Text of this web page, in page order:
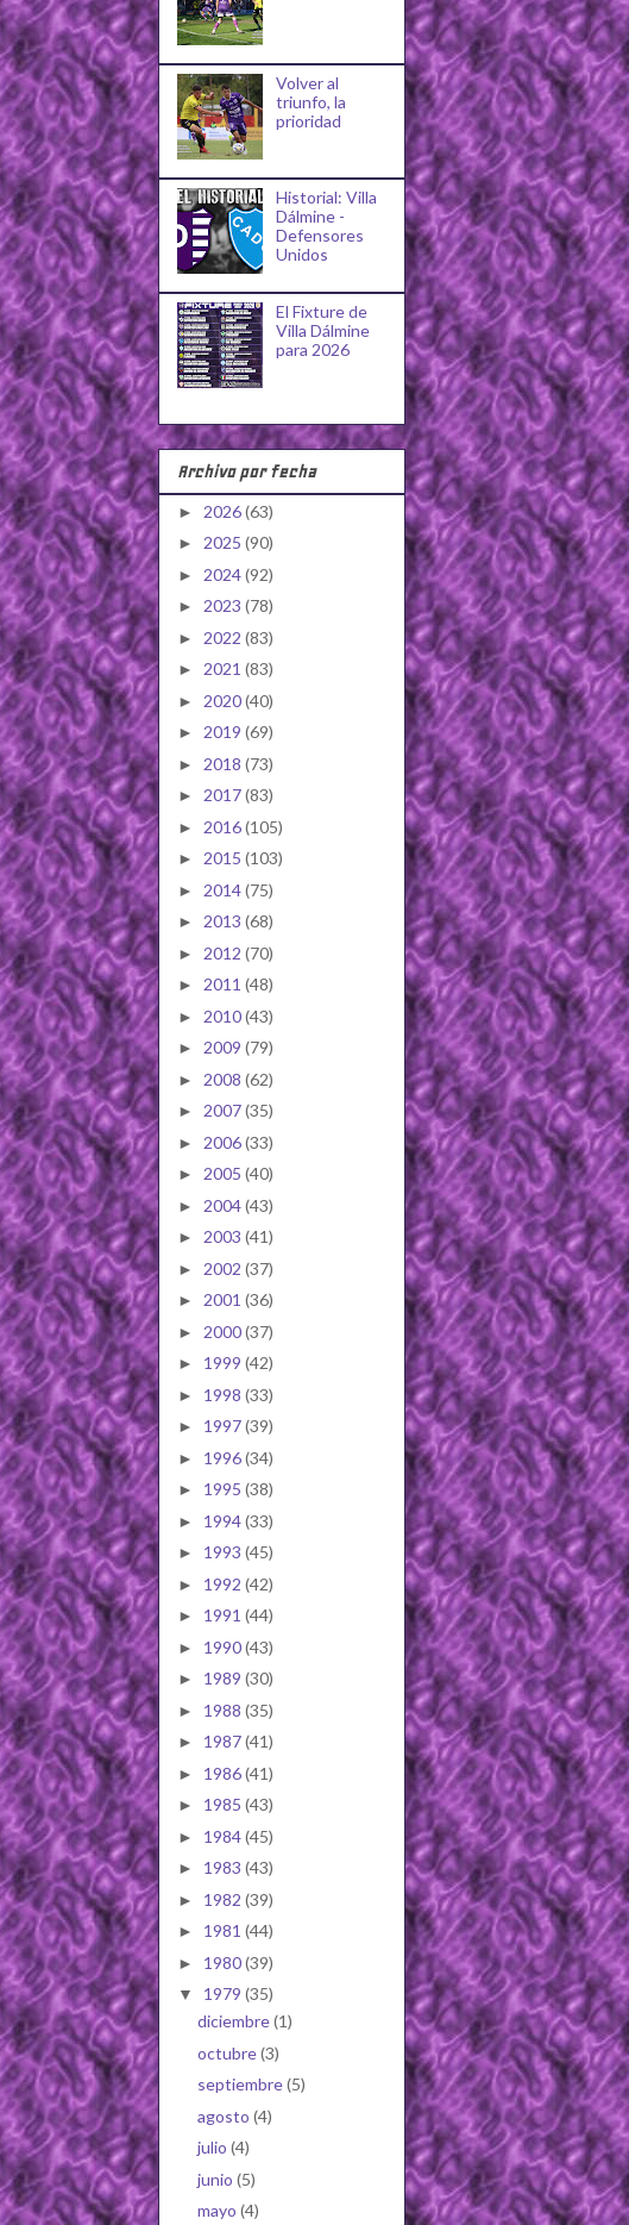
Volver al
triunfo, la
prioridad
Historial: Villa
Dálmine -
Defensores
Unidos
El Fixture de
Villa Dálmine
para 2026
Archivo por fecha
► 2026(63)
► 2025 (90)
► 2024(92)
► 2023 (78)
► 2022 (83)
► 2021 (83)
► 2020(40)
► 2019 (69)
► 2018 (73)
► 2017(83)
► 2016(105)
► 2015 (103)
► 2014(75)
► 2013 (68)
► 2012 (70)
► 2011 (48)
► 2010(43)
► 2009 (79)
► 2008 (62)
► 2007(35)
► 2006(33)
► 2005 (40)
► 2004(43)
► 2003 (41)
► 2002 (37)
► 2001 (36)
► 2000(37)
► 1999 (42)
► 1998 (33)
► 1997(39)
► 1996(34)
► 1995 (38)
► 1994(33)
► 1993 (45)
► 1992 (42)
► 1991 (44)
► 1990(43)
► 1989 (30)
► 1988 (35)
► 1987(41)
► 1986(41)
► 1985 (43)
► 1984(45)
► 1983 (43)
► 1982 (39)
► 1981 (44)
► 1980(39)
▼ 1979 (35)
diciembre(1)
octubre(3)
septiembre(5)
agosto (4)
julio (4)
junio (5)
mayo (4)